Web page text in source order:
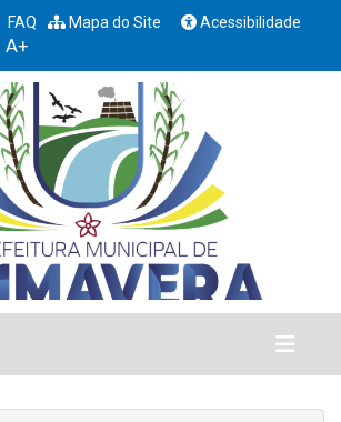
FAQ Mapa do Site
Acessibilidade
A+